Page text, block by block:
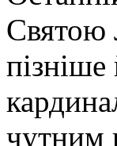
Святою
чутним